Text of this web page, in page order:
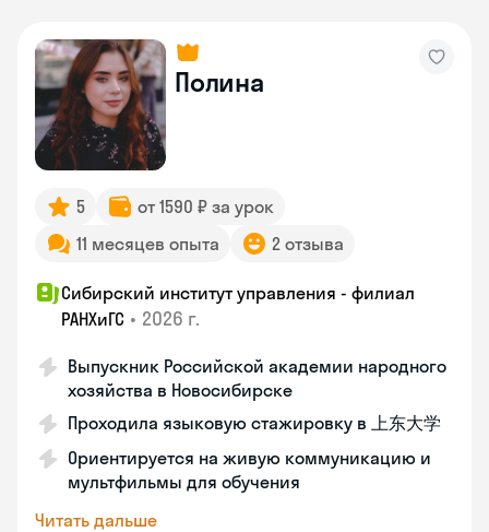
Полина
5
от 1590 ₽ за урок
11 месяцев опыта
2 отзыва
Сибирский институт управления - филиал
РАНХиГС • 2026 г.
Выпускник Российской академии народного
хозяйства в Новосибирске
Проходила языковую стажировку в 上东大学
Ориентируется на живую коммуникацию и
мультфильмы для обучения
Читать дальше